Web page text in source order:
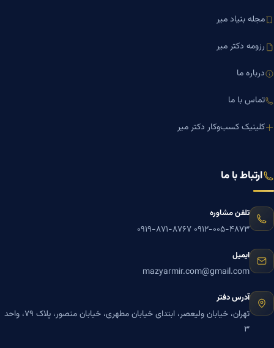
مجله بنیاد میر
رزومه دکتر میر
درباره ما
تماس با ما
کلینیک کسب‌وکار دکتر میر
ارتباط با ما
تلفن مشاوره
۰۹۱۲-۰۰۵-۴۸۷۳ ۰۹۱۹-۸۷۱-۸۷۶۷
ایمیل
mazyarmir.com@gmail.com
آدرس دفتر
تهران، خیابان ولیعصر، ابتدای خیابان مطهری، خیابان منصور، پلاک ۷۹، واحد
۳